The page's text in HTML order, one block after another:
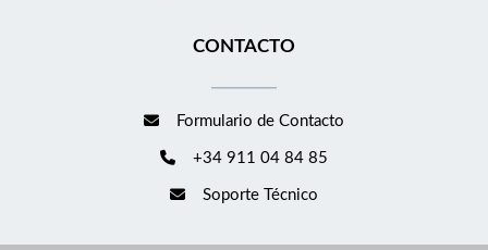
CONTACTO
Formulario de Contacto
+34 911 04 84 85
Soporte Técnico